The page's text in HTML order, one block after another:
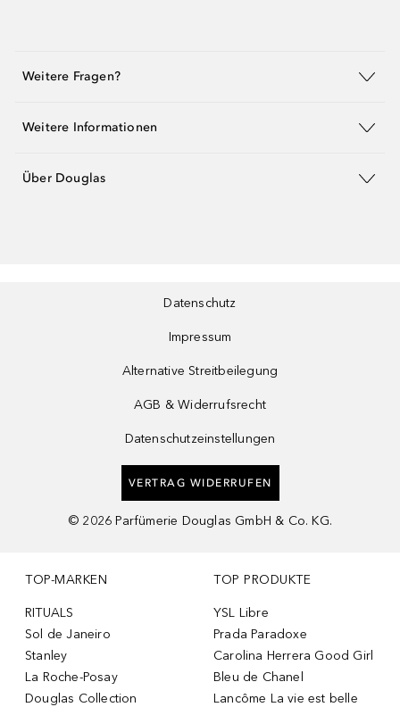
Weitere Fragen?
Weitere Informationen
Über Douglas
Datenschutz
Impressum
Alternative Streitbeilegung
AGB & Widerrufsrecht
Datenschutzeinstellungen
VERTRAG WIDERRUFEN
© 2026 Parfümerie Douglas GmbH & Co. KG.
TOP-MARKEN
RITUALS
Sol de Janeiro
Stanley
La Roche-Posay
Douglas Collection
TOP PRODUKTE
YSL Libre
Prada Paradoxe
Carolina Herrera Good Girl
Bleu de Chanel
Lancôme La vie est belle